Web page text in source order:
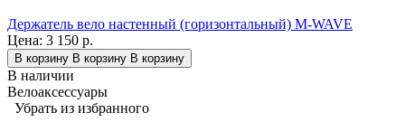
Держатель вело настенный (горизонтальный) M-WAVE
Цена: 3 150 р.
В корзину В корзину В корзину
В наличии
Велоаксессуары
Убрать из избранного